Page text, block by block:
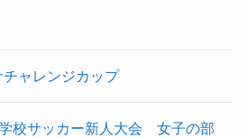
ャレンジカップ
校サッカー新人大会 女子の部